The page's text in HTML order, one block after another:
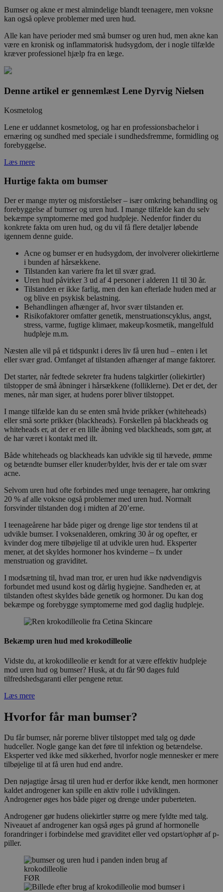
Bumser og akne er mest almindelige blandt teenagere, men voksne
kan også opleve problemer med uren hud.
Alle kan have perioder med små bumser og uren hud, men akne kan
være en kronisk og inflammatorisk hudsygdom, der i nogle tilfælde
kræver professionel hjælp fra en læge.
Denne artikel er gennemlæst Lene Dyrvig Nielsen
Kosmetolog
Lene er uddannet kosmetolog, og har en professionsbachelor i
ernæring og sundhed med speciale i sundhedsfremme, formidling og
forebyggelse.
Læs mere
Hurtige fakta om bumser
Der er mange myter og misforståelser – især omkring behandling og
forebyggelse af bumser og uren hud. I mange tilfælde kan du selv
bekæmpe symptomerne med god hudpleje. Nedenfor finder du
konkrete fakta om uren hud, og du vil få flere detaljer løbende
igennem denne guide.
Acne og bumser er en hudsygdom, der involverer oliekirtlerne
i bunden af hårsækkene.
Tilstanden kan variere fra let til svær grad.
Uren hud påvirker 3 ud af 4 personer i alderen 11 til 30 år.
Tilstanden er ikke farlig, men den kan efterlade huden med ar
og blive en psykisk belastning.
Behandlingen afhænger af, hvor svær tilstanden er.
Risikofaktorer omfatter genetik, menstruationscyklus, angst,
stress, varme, fugtige klimaer, makeup/kosmetik, mangelfuld
hudpleje m.m.
Næsten alle vil på et tidspunkt i deres liv få uren hud – enten i let
eller svær grad. Omfanget af tilstanden afhænger af mange faktorer.
Det starter, når fedtede sekreter fra hudens talgkirtler (oliekirtler)
tilstopper de små åbninger i hårsækkene (folliklerne). Det er det, der
menes, når man siger, at hudens porer bliver tilstoppet.
I mange tilfælde kan du se enten små hvide prikker (whiteheads)
eller små sorte prikker (blackheads). Forskellen på blackheads og
whiteheads er, at der er en lille åbning ved blackheads, som gør, at
de har været i kontakt med ilt.
Både whiteheads og blackheads kan udvikle sig til hævede, ømme
og betændte bumser eller knuder/bylder, hvis der er tale om svær
acne.
Selvom uren hud ofte forbindes med unge teenagere, har omkring
20 % af alle voksne også problemer med uren hud. Normalt
forsvinder tilstanden dog i midten af 20’erne.
I teenageårene har både piger og drenge lige stor tendens til at
udvikle bumser. I voksenalderen, omkring 30 år og opefter, er
kvinder dog mere tilbøjelige til at udvikle uren hud. Eksperter
mener, at det skyldes hormoner hos kvinderne – fx under
menstruation og graviditet.
I modsætning til, hvad man tror, er uren hud ikke nødvendigvis
forbundet med usund kost og dårlig hygiejne. Sandheden er, at
tilstanden oftest skyldes både genetik og hormoner. Du kan dog
bekæmpe og forebygge symptomerne med god daglig hudpleje.
Bekæmp uren hud med krokodilleolie
Vidste du, at krokodilleolie er kendt for at være effektiv hudpleje
mod uren hud og bumser? Husk, at du får 90 dages fuld
tilfredshedsgaranti eller pengene retur.
Læs mere
Hvorfor får man bumser?
Du får bumser, når porerne bliver tilstoppet med talg og døde
hudceller. Nogle gange kan det føre til infektion og betændelse.
Eksperter ved ikke med sikkerhed, hvorfor nogle mennesker er mere
tilbøjelige til at få uren hud end andre.
Den nøjagtige årsag til uren hud er derfor ikke kendt, men hormoner
kaldet androgener kan spille en aktiv rolle i udviklingen.
Androgener øges hos både piger og drenge under puberteten.
Androgener gør hudens oliekirtler større og mere fyldte med talg.
Niveauet af androgener kan også øges på grund af hormonelle
forandringer i forbindelse med graviditet eller ved opstart/ophør af p-
piller.
FØR